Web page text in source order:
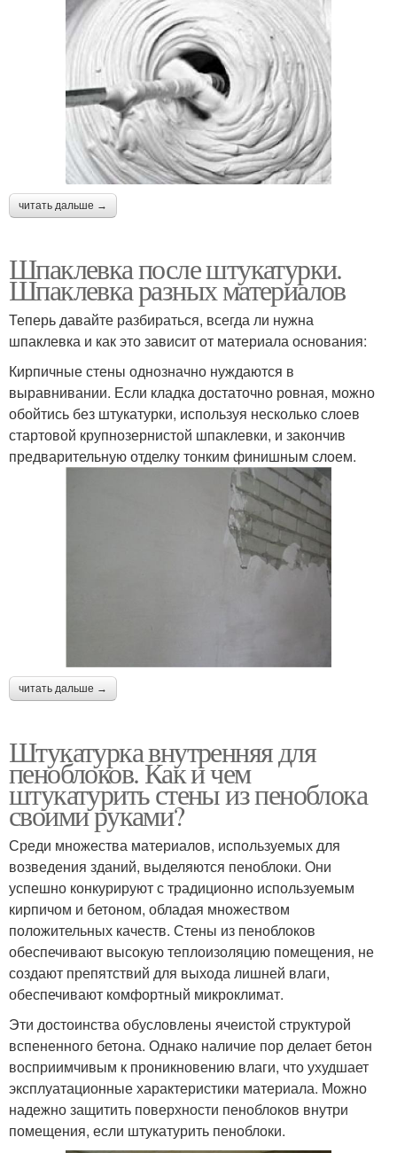
читать дальше →
Шпаклевка после штукатурки.
Шпаклевка разных материалов
Теперь давайте разбираться, всегда ли нужна
шпаклевка и как это зависит от материала основания:
Кирпичные стены однозначно нуждаются в
выравнивании. Если кладка достаточно ровная, можно
обойтись без штукатурки, используя несколько слоев
стартовой крупнозернистой шпаклевки, и закончив
предварительную отделку тонким финишным слоем.
читать дальше →
Штукатурка внутренняя для
пеноблоков. Как и чем
штукатурить стены из пеноблока
своими руками?
Среди множества материалов, используемых для
возведения зданий, выделяются пеноблоки. Они
успешно конкурируют с традиционно используемым
кирпичом и бетоном, обладая множеством
положительных качеств. Стены из пеноблоков
обеспечивают высокую теплоизоляцию помещения, не
создают препятствий для выхода лишней влаги,
обеспечивают комфортный микроклимат.
Эти достоинства обусловлены ячеистой структурой
вспененного бетона. Однако наличие пор делает бетон
восприимчивым к проникновению влаги, что ухудшает
эксплуатационные характеристики материала. Можно
надежно защитить поверхности пеноблоков внутри
помещения, если штукатурить пеноблоки.